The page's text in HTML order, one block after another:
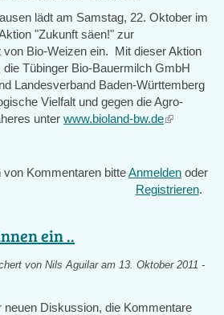
lädt am Samstag, 22. Oktober im
"Zukunft säen!" zur
Bio-Weizen ein. Mit dieser Aktion
Tübinger Bio-Bauermilch GmbH
Landesverband Baden-Württemberg
Vielfalt und gegen die Agro-
unter www.bioland-bw.de(link
Kommentaren bitteAnmelden oder
Registrieren.
ein ..
von Nils Aguilaram 13. Oktober 2011 -
neuen Diskussion, die Kommentare